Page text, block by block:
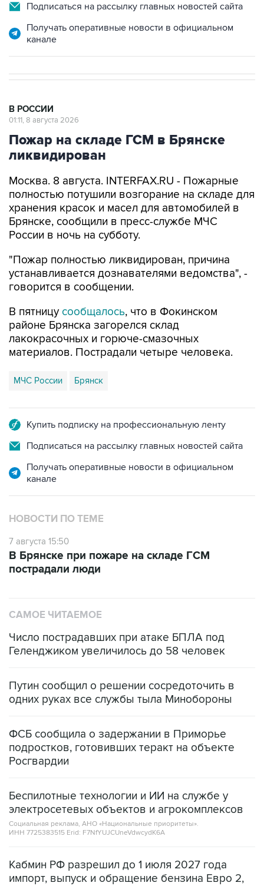
Подписаться на рассылку главных новостей сайта
Получать оперативные новости в официальном
канале
В РОССИИ
01:11, 8 августа 2026
Пожар на складе ГСМ в Брянске
ликвидирован
Москва. 8 августа. INTERFAX.RU - Пожарные
полностью потушили возгорание на складе для
хранения красок и масел для автомобилей в
Брянске, сообщили в пресс-службе МЧС
России в ночь на субботу.
"Пожар полностью ликвидирован, причина
устанавливается дознавателями ведомства", -
говорится в сообщении.
В пятницу сообщалось, что в Фокинском
районе Брянска загорелся склад
лакокрасочных и горюче-смазочных
материалов. Пострадали четыре человека.
МЧС России Брянск
Купить подписку на профессиональную ленту
Подписаться на рассылку главных новостей сайта
Получать оперативные новости в официальном
канале
НОВОСТИ ПО ТЕМЕ
7 августа 15:50
В Брянске при пожаре на складе ГСМ
пострадали люди
САМОЕ ЧИТАЕМОЕ
Число пострадавших при атаке БПЛА под
Геленджиком увеличилось до 58 человек
Путин сообщил о решении сосредоточить в
одних руках все службы тыла Минобороны
ФСБ сообщила о задержании в Приморье
подростков, готовивших теракт на объекте
Росгвардии
Беспилотные технологии и ИИ на службе у
электросетевых объектов и агрокомплексов
Социальная реклама, АНО «Национальные приоритеты».
ИНН 7725383515 Erid: F7NfYUJCUneVdwcydK6A
Кабмин РФ разрешил до 1 июля 2027 года
импорт, выпуск и обращение бензина Евро 2,